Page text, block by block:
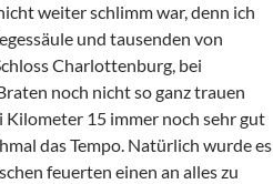
weiter schlimm war, denn ich
und tausenden von
Charlottenburg, bei
noch nicht so ganz trauen
15 immer noch sehr gut
das Tempo. Natürlich wurde es
feuerten einen an alles zu